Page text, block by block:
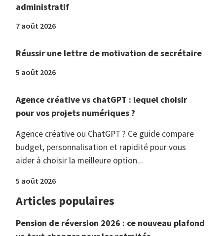
administratif
7 août 2026
Réussir une lettre de motivation de secrétaire
5 août 2026
Agence créative vs chatGPT : lequel choisir
pour vos projets numériques ?
Agence créative ou ChatGPT ? Ce guide compare
budget, personnalisation et rapidité pour vous
aider à choisir la meilleure option...
5 août 2026
Articles populaires
Pension de réversion 2026 : ce nouveau plafond